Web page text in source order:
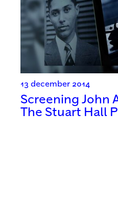
13 december 2014
Screening John
The Stuart Hall